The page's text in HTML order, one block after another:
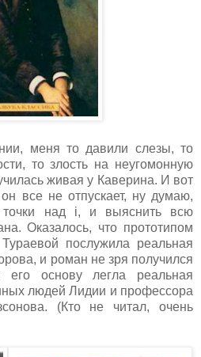
меня то давили слезы, то
то злость на неугомонную
живая у Каверина. И вот
все не отпускает, ну думаю,
точки над i, и выяснить всю
Оказалось, что прототипом
послужила реальная
и роман не зря получился
основу легла реальная
людей Лидии и профессора
(Кто не читал, очень